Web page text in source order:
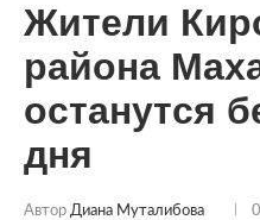
Жители
района
останутся
дня
Автор Диана Муталибова